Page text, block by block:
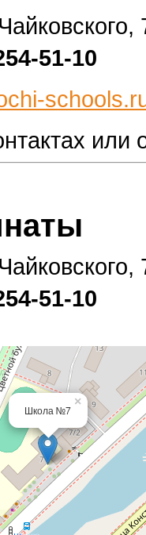
51-10
51-10
Школа №7
×